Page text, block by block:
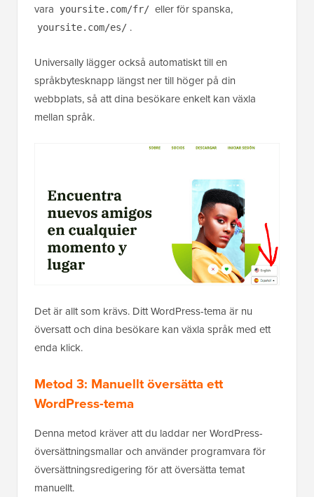
vara
yoursite.com/fr/ eller för spanska,
yoursite.com/es/ .
Universally lägger också automatiskt till en
språkbytesknapp längst ner till höger på din
webbplats, så att dina besökare enkelt kan växla
mellan språk.
Det är allt som krävs. Ditt WordPress-tema är nu
översatt och dina besökare kan växla språk med ett
enda klick.
Metod 3: Manuellt översätta ett
WordPress-tema
Denna metod kräver att du laddar ner WordPress-
översättningsmallar och använder programvara för
översättningsredigering för att översätta temat
manuellt.